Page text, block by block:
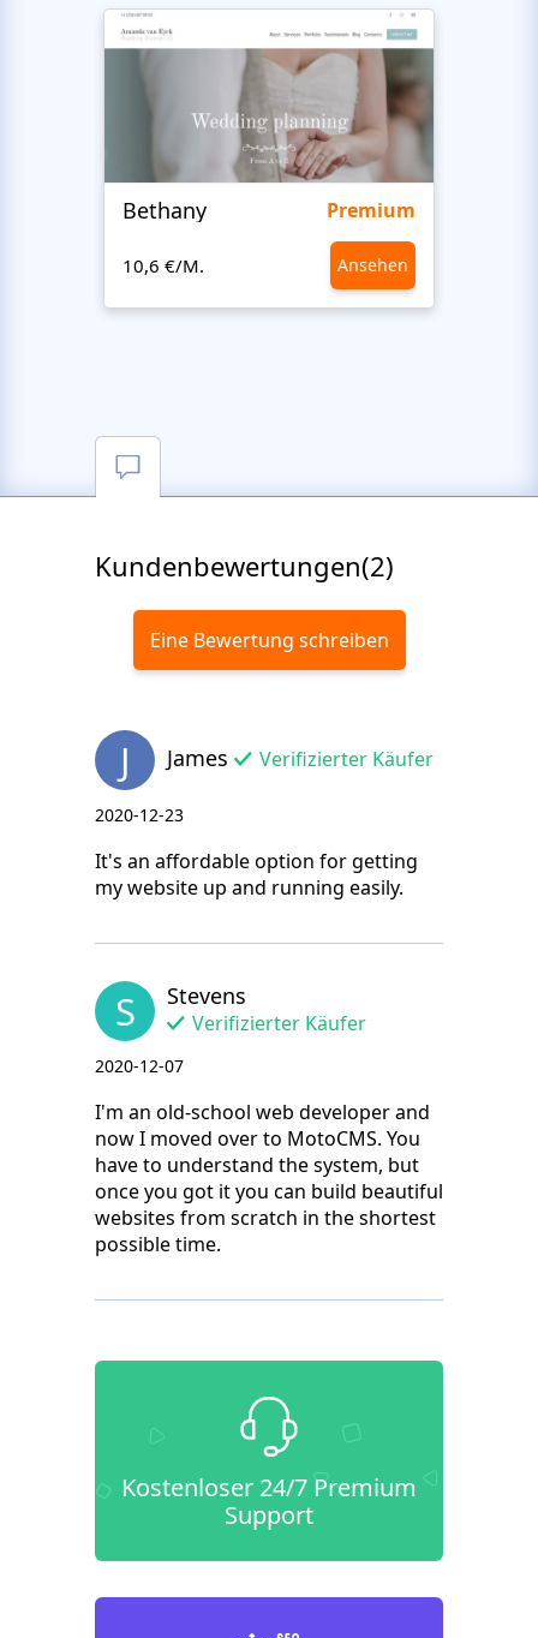
Bethany Premium
10,6 €/M. Ansehen
Kundenbewertungen(2)
Eine Bewertung schreiben
J James Verifizierter Käufer
2020-12-23
It's an affordable option for getting
my website up and running easily.
S Stevens
Verifizierter Käufer
2020-12-07
I'm an old-school web developer and
now I moved over to MotoCMS. You
have to understand the system, but
once you got it you can build beautiful
websites from scratch in the shortest
possible time.
Kostenloser 24/7 Premium
Support